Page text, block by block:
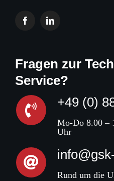
Fragen zur
Service?
+49 (0)
Mo-Do 8.00 –
Uhr
Rund um die